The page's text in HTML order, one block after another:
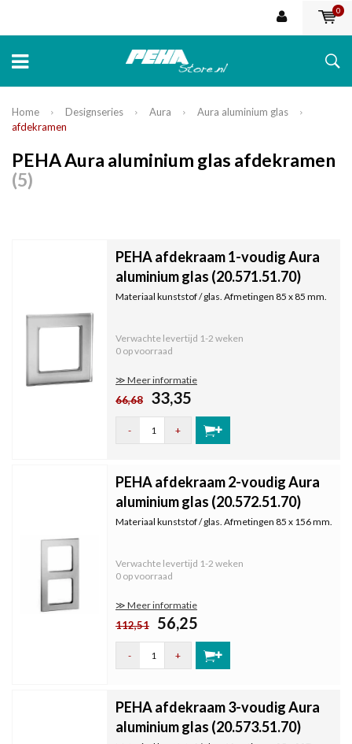
0
Home Designseries Aura
Aura aluminium glas
afdekramen
PEHA Aura aluminium glas afdekramen
(5)
PEHA afdekraam 1-voudig Aura
aluminium glas (20.571.51.70)
Materiaal kunststof / glas. Afmetingen 85 x 85 mm.
Verwachte levertijd 1-2 weken
0 op voorraad
≫ Meer informatie
66,68 33,35
- +
PEHA afdekraam 2-voudig Aura
aluminium glas (20.572.51.70)
Materiaal kunststof / glas. Afmetingen 85 x 156 mm.
Verwachte levertijd 1-2 weken
0 op voorraad
≫ Meer informatie
112,51 56,25
- +
PEHA afdekraam 3-voudig Aura
aluminium glas (20.573.51.70)